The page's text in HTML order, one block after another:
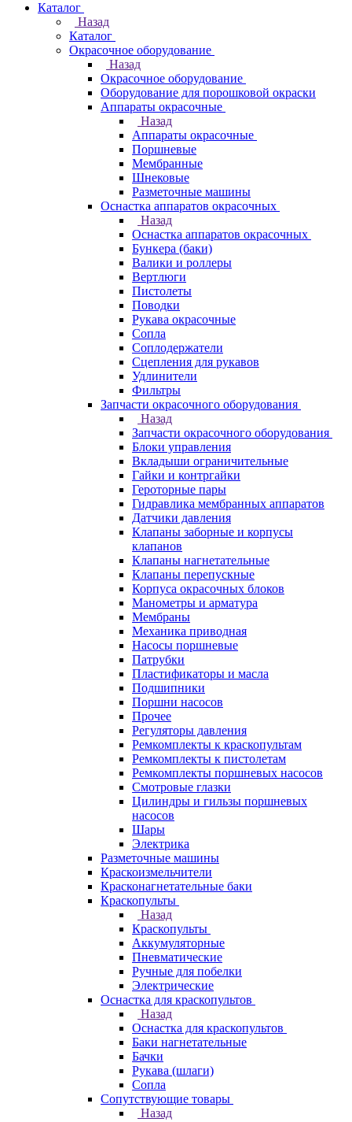
Каталог
Назад
Каталог
Окрасочное оборудование
Назад
Окрасочное оборудование
Оборудование для порошковой окраски
Аппараты окрасочные
Назад
Аппараты окрасочные
Поршневые
Мембранные
Шнековые
Разметочные машины
Оснастка аппаратов окрасочных
Назад
Оснастка аппаратов окрасочных
Бункера (баки)
Валики и роллеры
Вертлюги
Пистолеты
Поводки
Рукава окрасочные
Сопла
Соплодержатели
Сцепления для рукавов
Удлинители
Фильтры
Запчасти окрасочного оборудования
Назад
Запчасти окрасочного оборудования
Блоки управления
Вкладыши ограничительные
Гайки и контргайки
Героторные пары
Гидравлика мембранных аппаратов
Датчики давления
Клапаны заборные и корпусы
клапанов
Клапаны нагнетательные
Клапаны перепускные
Корпуса окрасочных блоков
Манометры и арматура
Мембраны
Механика приводная
Насосы поршневые
Патрубки
Пластификаторы и масла
Подшипники
Поршни насосов
Прочее
Регуляторы давления
Ремкомплекты к краскопультам
Ремкомплекты к пистолетам
Ремкомплекты поршневых насосов
Смотровые глазки
Цилиндры и гильзы поршневых
насосов
Шары
Электрика
Разметочные машины
Краскоизмельчители
Красконагнетательные баки
Краскопульты
Назад
Краскопульты
Аккумуляторные
Пневматические
Ручные для побелки
Электрические
Оснастка для краскопультов
Назад
Оснастка для краскопультов
Баки нагнетательные
Бачки
Рукава (шлаги)
Сопла
Сопутствующие товары
Назад